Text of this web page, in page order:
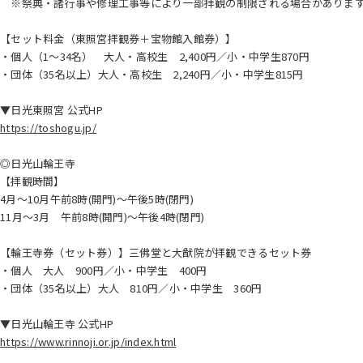
【セット料金（東照宮拝観券＋宝物館入館券）】
・個人（1～34名） 大人・高校生 2,400円／小・中学生870円
・団体（35名以上）大人・高校生 2,240円／小・中学生815円
▼日光東照宮 公式HP
https://toshogu.jp/
◎日光山輪王寺
【拝観時間】
4月〜10月午前8時(開門)〜午後5時(閉門)
11月〜3月 午前8時(開門)〜午後4時(閉門)
【輪王寺券（セット券）】三佛堂と大猷院が拝観できるセット券
・個人 大人 900円／小・中学生 400円
・団体（35名以上）大人 810円／小・中学生 360円
▼日光山輪王寺 公式HP
https://www.rinnoji.or.jp/index.html